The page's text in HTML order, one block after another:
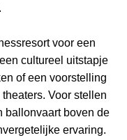
voor een
cultureel uitstapje
of een voorstelling
Voor stellen
ballonvaart boven de
ervaring.